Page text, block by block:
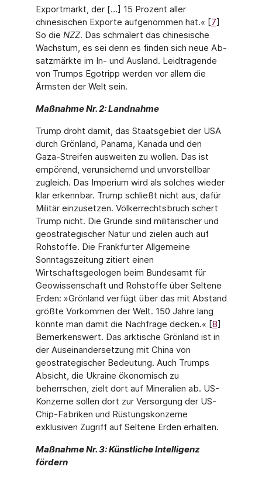
Exportmarkt, der […] 15 Prozent aller
chinesischen Exporte aufgenommen hat.« [7]
So die NZZ. Das schmälert das chinesische
Wachstum, es sei denn es finden sich neue Ab­
satzmärkte im In- und Ausland. Leidtragende
von Trumps Egotripp werden vor allem die
Ärmsten der Welt sein.
Maßnahme Nr. 2: Landnahme
Trump droht damit, das Staatsgebiet der USA
durch Grönland, Panama, Kanada und den
Gaza-Streifen ausweiten zu wollen. Das ist
empörend, verunsichernd und unvor­stellbar
zugleich. Das Imperium wird als solches wieder
klar erkennbar. Trump schließt nicht aus, dafür
Militär einzusetzen. Völkerrechtsbruch schert
Trump nicht. Die Gründe sind militärischer und
geostrategischer Natur und zielen auch auf
Rohstoffe. Die Frank­furter Allgemeine
Sonntagszeitung zitiert einen
Wirtschaftsgeologen beim Bundesamt für
Geowissenschaft und Rohstoffe über Seltene
Erden: »Grönland verfügt über das mit Abstand
größte Vorkommen der Welt. 150 Jahre lang
könnte man damit die Nachfrage decken.« [8]
Bemerkenswert. Das arktische Grönland ist in
der Auseinandersetzung mit China von
geostrategischer Bedeutung. Auch Trumps
Absicht, die Ukraine ökonomisch zu
beherrschen, zielt dort auf Mineralien ab. US-
Konzerne sollen dort zur Versorgung der US-
Chip-Fabriken und Rüstungskonzerne
exklusiven Zugriff auf Seltene Erden erhalten.
Maßnahme Nr. 3: Künstliche Intelligenz
fördern